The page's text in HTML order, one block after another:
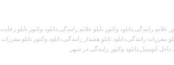
رانندگی,دانلود وکتور تابلو علائم رانندگی,دانلود وکتور تابلو رعایت
مقررات رانندگی,دانلود تابلو هشدار رانندگی,دانلود وکتور تابلو مقررات
داخل اتومبیل,دانلود وکتور رانندگی در شهر